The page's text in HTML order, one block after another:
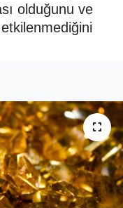
olduğunu ve
etkilenmediğini